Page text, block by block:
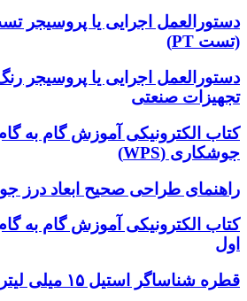
دستورالعمل اجرایی یا پروسیجر
(تست PT)
دستورالعمل اجرایی یا پروسیجر
تجهیزات صنعتی
کتاب الکترونیکی آموزش گام به
جوشکاری (WPS)
راهنمای طراحی صحیح ابعاد درز
کتاب الکترونیکی آموزش گام به
اول
قطره شناساگر استیل ۱۵ میلی لیتری